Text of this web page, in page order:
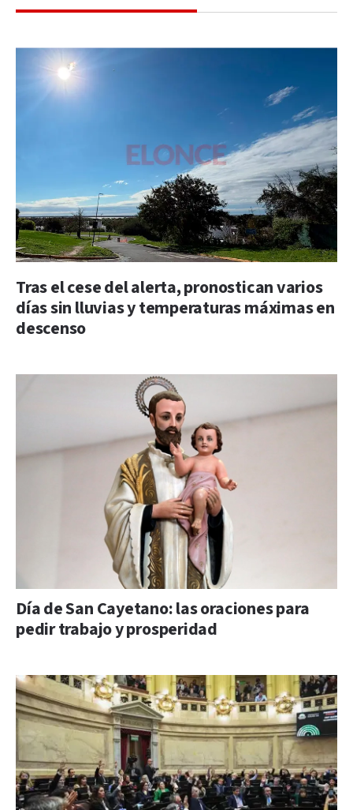
Tras el cese del alerta, pronostican varios
días sin lluvias y temperaturas máximas en
descenso
Día de San Cayetano: las oraciones para
pedir trabajo y prosperidad